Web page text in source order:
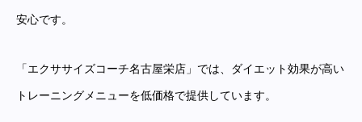
安心です。
「エクササイズコーチ名古屋栄店」では、ダイエット効果が高い
トレーニングメニューを低価格で提供しています。